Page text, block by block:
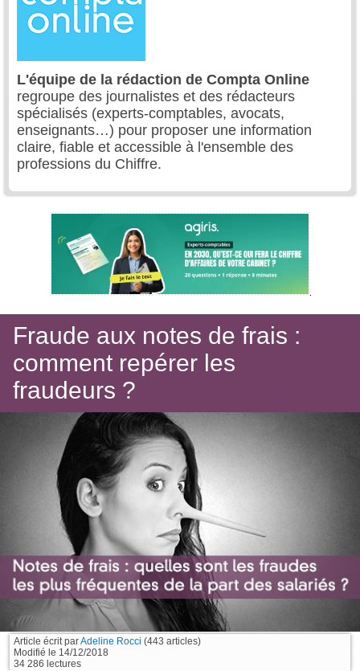
L'équipe de la rédaction de Compta Online
regroupe des journalistes et des rédacteurs
spécialisés (experts-comptables, avocats,
enseignants…) pour proposer une information
claire, fiable et accessible à l'ensemble des
professions du Chiffre.
Fraude aux notes de frais :
comment repérer les
fraudeurs ?
Article écrit parAdeline Rocci (443 articles)
Modifié le 14/12/2018
34 286 lectures